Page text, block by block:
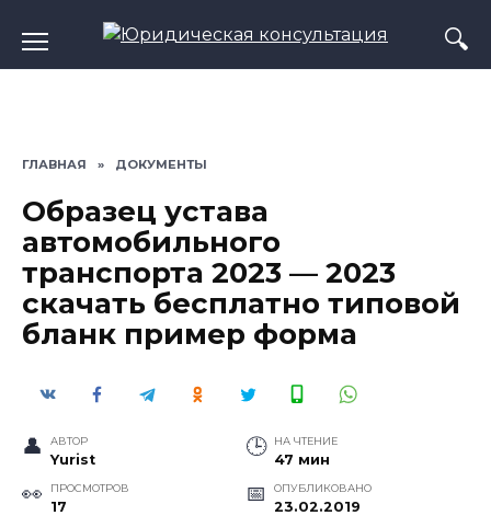
содержанию
ГЛАВНАЯ » ДОКУМЕНТЫ
Образец устава
автомобильного
транспорта 2023 — 2023
скачать бесплатно типовой
бланк пример форма
АВТОР
Yurist
НА ЧТЕНИЕ
47 мин
ПРОСМОТРОВ
17
ОПУБЛИКОВАНО
23.02.2019